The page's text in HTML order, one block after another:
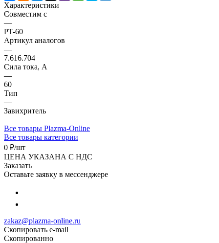
Характеристики
Совместим с
—
PT-60
Артикул аналогов
—
7.616.704
Сила тока, А
—
60
Тип
—
Завихритель
Все товары Plazma-Online
Все товары категории
0 ₽/шт
ЦЕНА УКАЗАНА С НДС
Заказать
Оставьте заявку в мессенджере
zakaz@plazma-online.ru
Скопировать e-mail
Cкопированно